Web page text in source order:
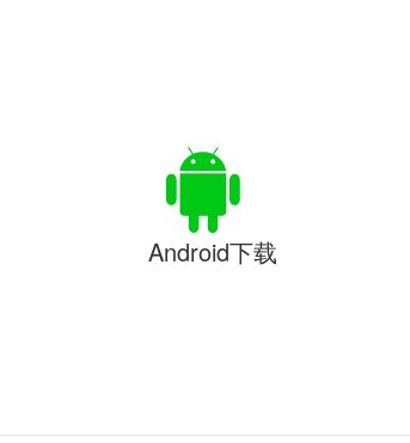
Android下载